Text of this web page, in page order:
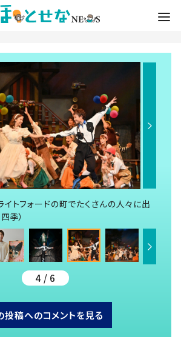
イトフォードの町でたくさんの人々に出
季）
4 / 6
投稿へのコメントを見る